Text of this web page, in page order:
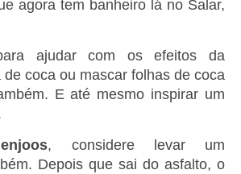
agora tem banheiro lá no Salar,
ajudar com os efeitos da
coca ou mascar folhas de coca
E até mesmo inspirar um
enjoos, considere levar um
Depois que sai do asfalto, o